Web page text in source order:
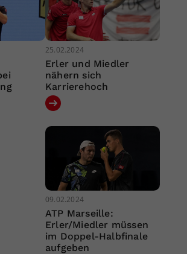
25.02.2024
Erler und Miedler
nähern sich
Karrierehoch
09.02.2024
ATP Marseille:
Erler/Miedler müssen
im Doppel-Halbfinale
aufgeben